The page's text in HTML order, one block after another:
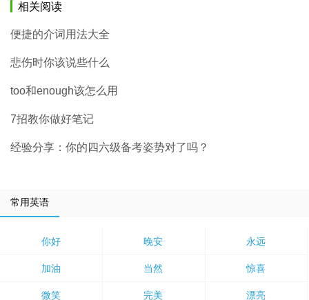
相关阅读
便捷的介词用法大全
悲伤时你该说些什么
too和enough该怎么用
7招教你做好笔记
经验分享：你的四六级备考姿势对了吗？
常用英语
你好 晚安 永远
加油 当然 惊喜
微笑 完美 漂亮